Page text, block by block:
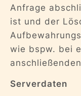
Anfrage
ist und der
wie bspw. bei
Serverdaten